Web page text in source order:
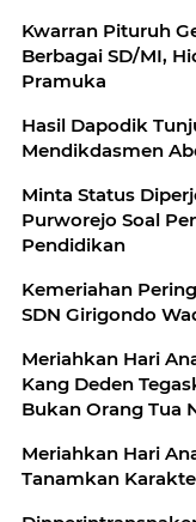
Kwarran Pituruh
Berbagai SD/MI,
Pramuka
Hasil Dapodik
Mendikdasmen
Minta Status
Purworejo Soal
Pendidikan
Kemeriahan
SDN Girigondo
Meriahkan Hari
Kang Deden
Bukan Orang Tua
Meriahkan Hari
Tanamkan